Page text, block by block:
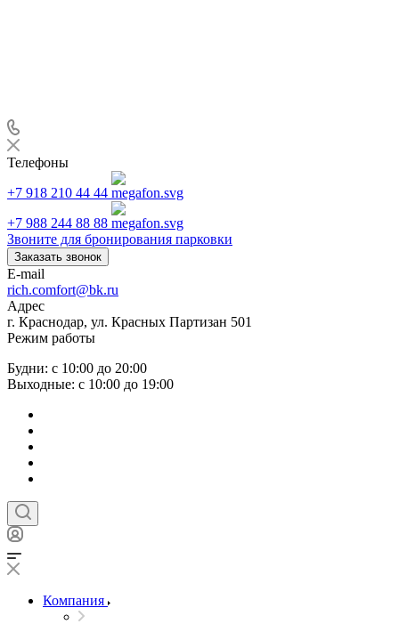
Телефоны
+7 918 210 44 44
+7 988 244 88 88
Звоните для бронирования парковки
Заказать звонок
E-mail
rich.comfort@bk.ru
Адрес
г. Краснодар, ул. Красных Партизан 501
Режим работы
Будни: с 10:00 до 20:00
Выходные: с 10:00 до 19:00
Компания